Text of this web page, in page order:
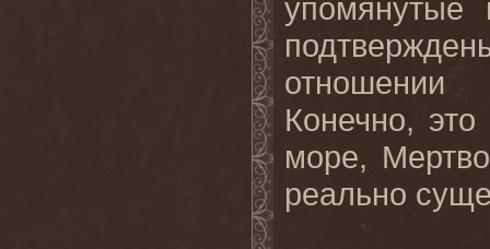
упомянутые
Конечно,
море,
реально